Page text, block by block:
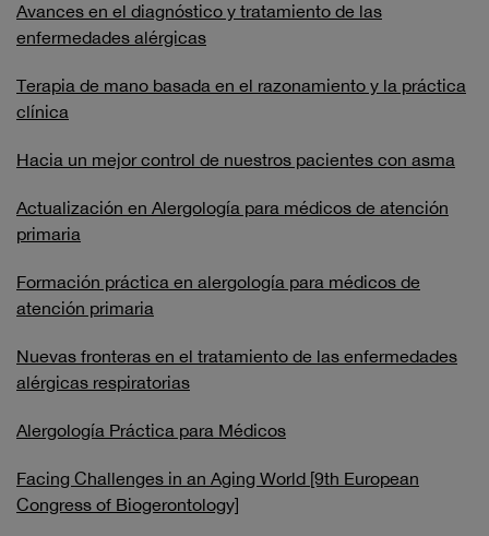
Avances en el diagnóstico y tratamiento de las
enfermedades alérgicas
Terapia de mano basada en el razonamiento y la práctica
clínica
Hacia un mejor control de nuestros pacientes con asma
Actualización en Alergología para médicos de atención
primaria
Formación práctica en alergología para médicos de
atención primaria
Nuevas fronteras en el tratamiento de las enfermedades
alérgicas respiratorias
Alergología Práctica para Médicos
Facing Challenges in an Aging World [9th European
Congress of Biogerontology]